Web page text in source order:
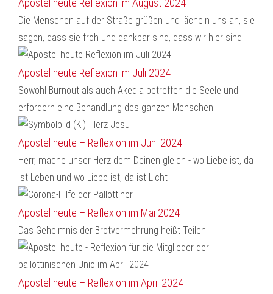
Apostel heute Reflexion im August 2024
Die Menschen auf der Straße grüßen und lächeln uns an, sie
sagen, dass sie froh und dankbar sind, dass wir hier sind
Apostel heute Reflexion im Juli 2024
Sowohl Burnout als auch Akedia betreffen die Seele und
erfordern eine Behandlung des ganzen Menschen
Apostel heute – Reflexion im Juni 2024
Herr, mache unser Herz dem Deinen gleich - wo Liebe ist, da
ist Leben und wo Liebe ist, da ist Licht
Apostel heute – Reflexion im Mai 2024
Das Geheimnis der Brotvermehrung heißt Teilen
Apostel heute – Reflexion im April 2024